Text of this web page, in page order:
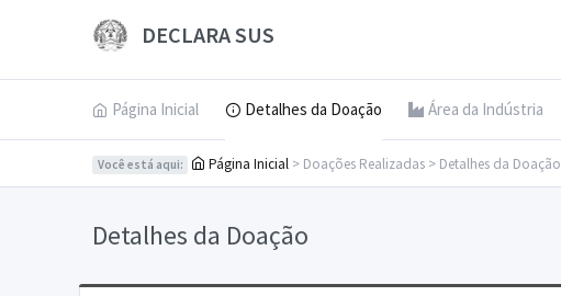
DECLARA SUS
Página Inicial Detalhes da Doação Área da Indústria
Você está aqui: Página Inicial > Doações Realizadas > Detalhes da Doação
Detalhes da Doação